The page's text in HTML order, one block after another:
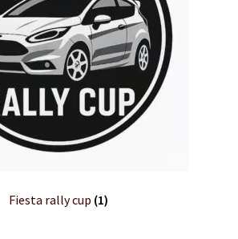
Fiesta rally cup (1)